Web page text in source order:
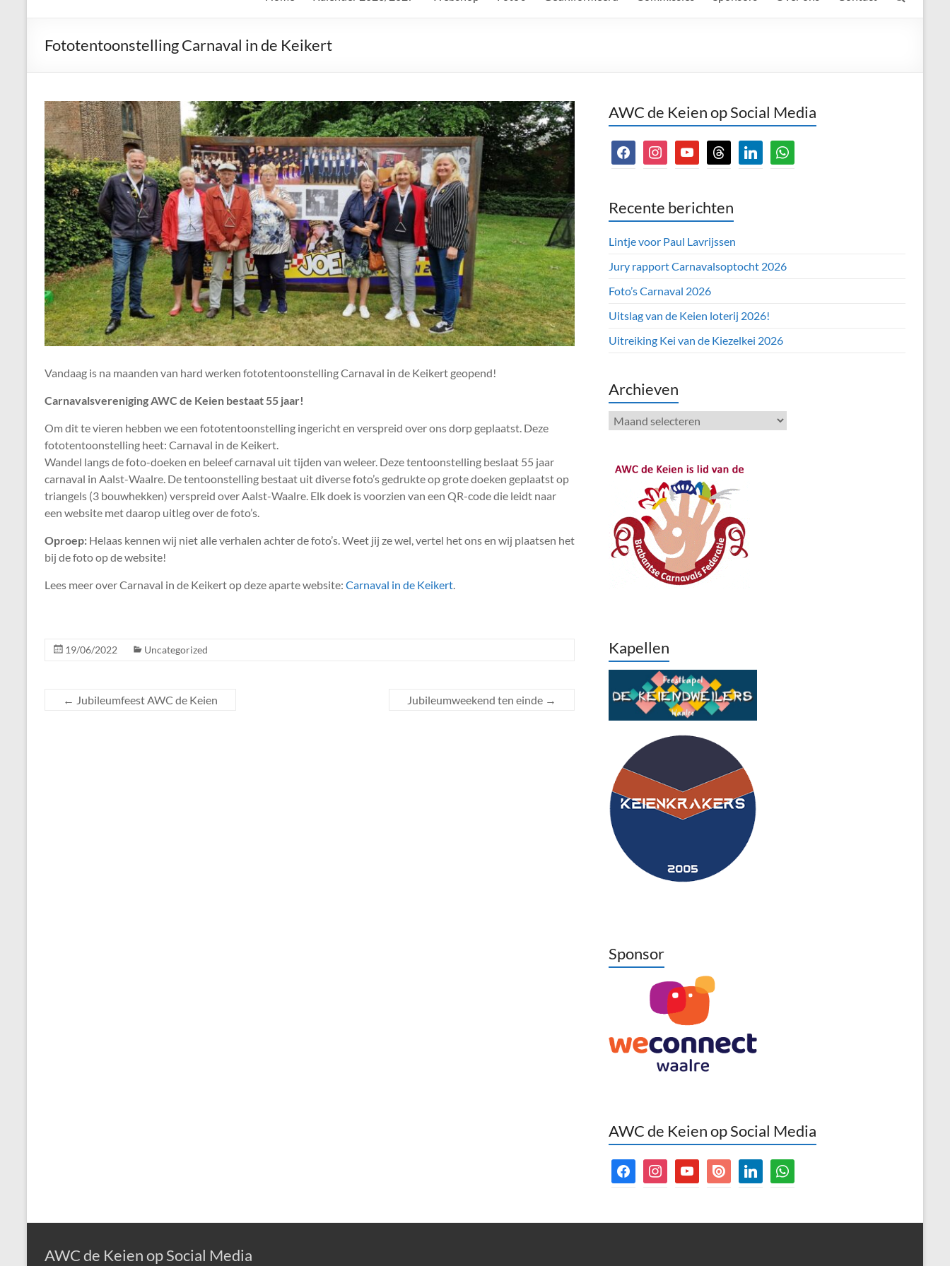
Keien
Carnavalsvereniging
De
Keien
Fototentoonstelling Carnaval in de Keikert
Vandaag is na maanden van hard werken fototentoonstelling Carnaval in de Keikert geopend!
Carnavalsvereniging AWC de Keien bestaat 55 jaar!
Om dit te vieren hebben we een fototentoonstelling ingericht en verspreid over ons dorp geplaatst. Deze
fototentoonstelling heet: Carnaval in de Keikert.
Wandel langs de foto-doeken en beleef carnaval uit tijden van weleer. Deze tentoonstelling beslaat 55 jaar
carnaval in Aalst-Waalre. De tentoonstelling bestaat uit diverse foto’s gedrukte op grote doeken geplaatst op
triangels (3 bouwhekken) verspreid over Aalst-Waalre. Elk doek is voorzien van een QR-code die leidt naar
een website met daarop uitleg over de foto’s.
Oproep: Helaas kennen wij niet alle verhalen achter de foto’s. Weet jij ze wel, vertel het ons en wij plaatsen het
bij de foto op de website!
Lees meer over Carnaval in de Keikert op deze aparte website: Carnaval in de Keikert.
19/06/2022 Uncategorized
← Jubileumfeest AWC de Keien Jubileumweekend ten einde →
AWC de Keien op Social Media
facebookinstagramyoutubethreads linkedinwhatsapp
Recente berichten
Lintje voor Paul Lavrijssen
Jury rapport Carnavalsoptocht 2026
Foto’s Carnaval 2026
Uitslag van de Keien loterij 2026!
Uitreiking Kei van de Kiezelkei 2026
Archieven
Archieven
Kapellen
Sponsor
AWC de Keien op Social Media
facebookinstagramyoutubeissuu linkedinwhatsapp
AWC de Keien op Social Media